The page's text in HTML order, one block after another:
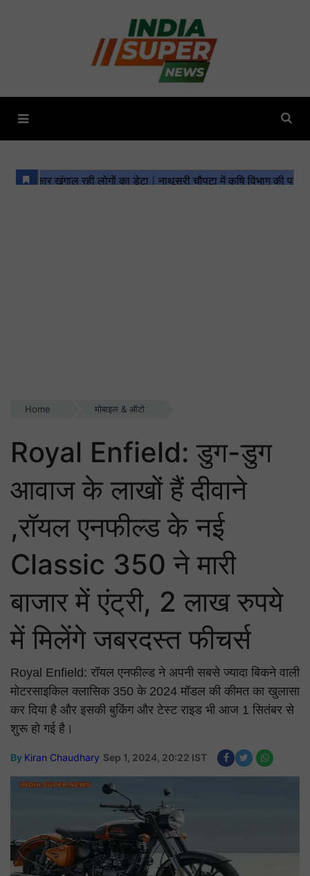
Home मोबाइल & ऑटो
Royal Enfield: डुग-डुग
आवाज के लाखों हैं दीवाने
,रॉयल एनफील्ड के नई
Classic 350 ने मारी
बाजार में एंट्री, 2 लाख रुपये
में मिलेंगे जबरदस्त फीचर्स
Royal Enfield: रॉयल एनफील्ड ने अपनी सबसे ज्यादा बिकने वाली
मोटरसाइकिल क्लासिक 350 के 2024 मॉडल की कीमत का खुलासा
कर दिया है और इसकी बुकिंग और टेस्ट राइड भी आज 1 सितंबर से
शुरू हो गई है।
By Kiran Chaudhary Sep 1, 2024, 20:22 IST